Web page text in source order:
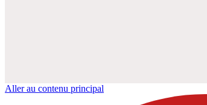
Aller au contenu principal